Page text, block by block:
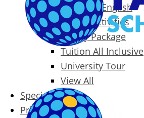
Business English
Packages & Activities
Family Package
Tuition All Inclusive
University Tour
View All
Special Offers
Prices